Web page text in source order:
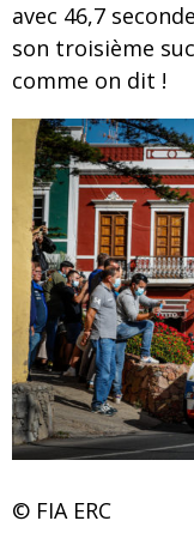
avec 46,7
son troisième
comme on dit !
© FIA ERC